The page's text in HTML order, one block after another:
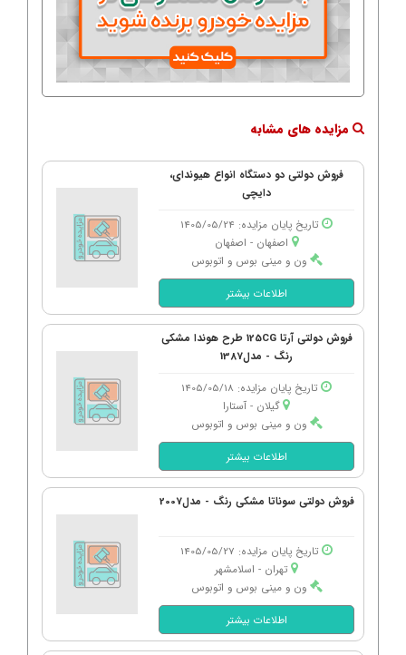
مزایده های مشابه
فروش دولتی دو دستگاه انواع هیوندای،
دایچی
تاریخ پایان مزایده: 1405/05/24
اصفهان - اصفهان
ون و مینی بوس و اتوبوس
اطلاعات بیشتر
فروش دولتی آرتا 125CG طرح هوندا مشکی
رنگ - مدل1387
تاریخ پایان مزایده: 1405/05/18
گیلان - آستارا
ون و مینی بوس و اتوبوس
اطلاعات بیشتر
فروش دولتی سوناتا مشکی رنگ - مدل2007
تاریخ پایان مزایده: 1405/05/27
تهران - اسلامشهر
ون و مینی بوس و اتوبوس
اطلاعات بیشتر